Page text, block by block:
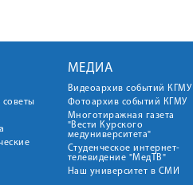
МЕДИА
Видеоархив событий КГМУ
Фотоархив событий КГМУ
Многотиражная газета
"Вести Курского
медуниверситета"
Студенческое интернет-
телевидение "МедТВ"
Наш университет в СМИ